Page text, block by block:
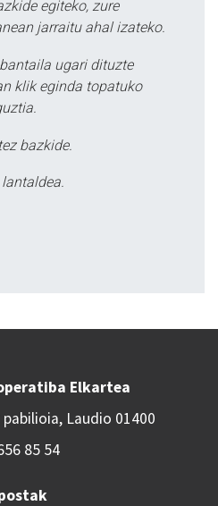
egiteko, zure
jarraitu ahal izateko.
ugari dituzte
klik eginda topatuko
bazkide.
Elkartea
Laudio 01400
85 54